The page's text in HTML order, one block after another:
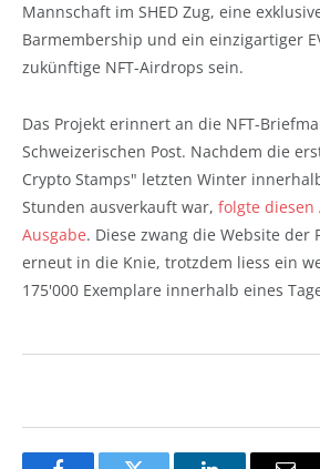
Mannschaft im SHED Zug, eine
Barmembership und ein einzigartiger
zukünftige NFT-Airdrops sein.
Das Projekt erinnert an die NFT-
Schweizerischen Post. Nachdem die
Crypto Stamps" letzten Winter
Stunden ausverkauft war, folgte diesen
Ausgabe. Diese zwang die Website der
erneut in die Knie, trotzdem liess ein
175'000 Exemplare innerhalb eines